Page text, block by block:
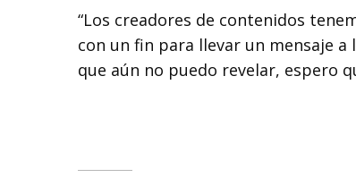
“Los creadores de contenidos
con un fin para llevar un mensaje a
que aún no puedo revelar, espero